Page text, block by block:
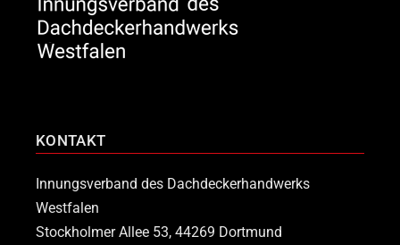
KONTAKT
Innungsverband des Dachdeckerhandwerks
Westfalen
Stockholmer Allee 53, 44269 Dortmund